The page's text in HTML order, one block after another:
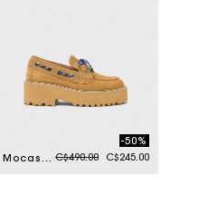
Mocassins bateau suède à plateforme Price reduced from
C$490.00to
-50%
C$245.00